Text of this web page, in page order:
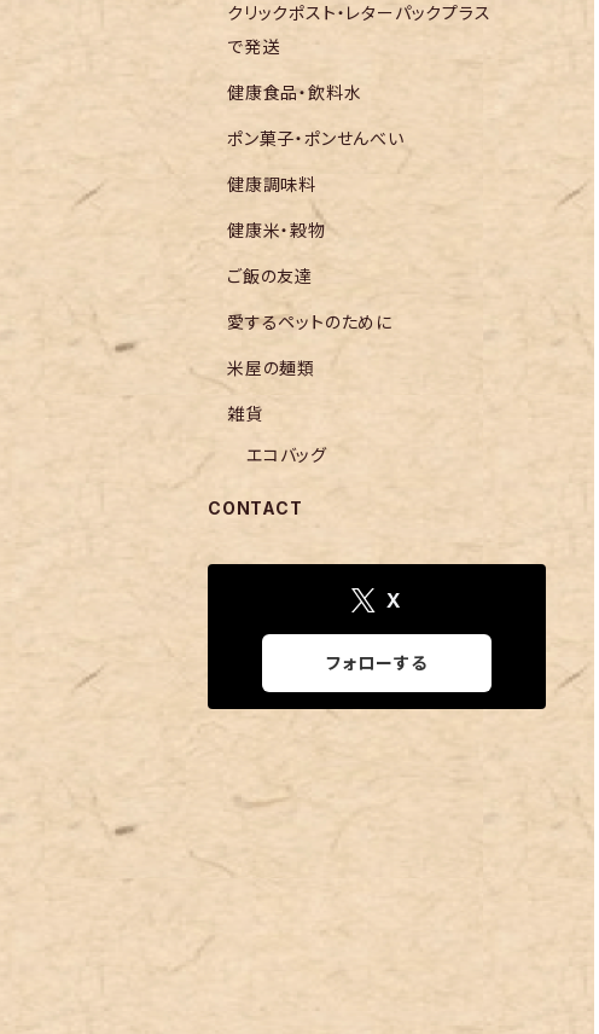
クリックポスト・レターパックプラス
で発送
健康食品・飲料水
ポン菓子・ポンせんべい
健康調味料
健康米・穀物
ご飯の友達
愛するペットのために
米屋の麺類
雑貨
エコバッグ
CONTACT
X
フォローする